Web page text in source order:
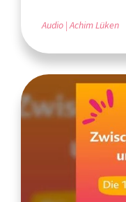
Audio Achim Lüken